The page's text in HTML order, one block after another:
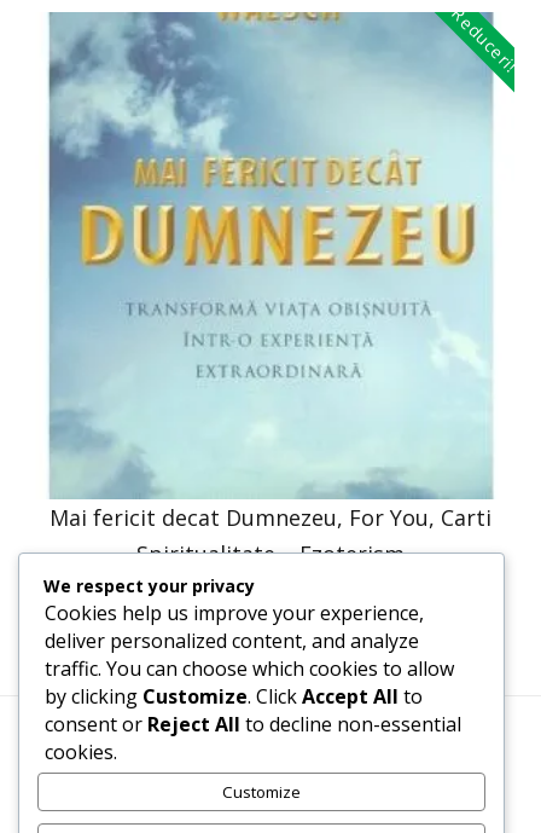
Reduceri!
Mai fericit decat Dumnezeu, For You, Carti
Spiritualitate – Ezoterism
30,66lei
Termeni, Condiții & Protecția Datelor (GDPR)
We respect your privacy
Cookies help us improve your experience,
deliver personalized content, and analyze
traffic. You can choose which cookies to allow
by clicking Customize. ClickAccept All to
consent or Reject All to decline non-essential
cookies.
Customize